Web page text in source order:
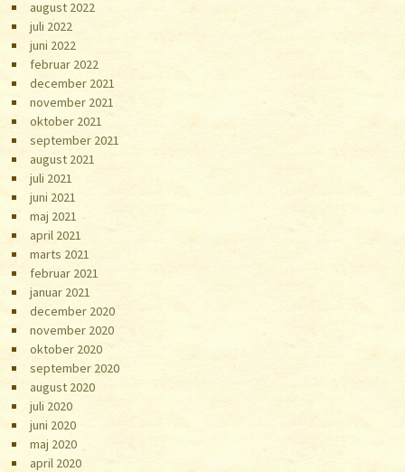
august 2022
juli 2022
juni 2022
februar 2022
december 2021
november 2021
oktober 2021
september 2021
august 2021
juli 2021
juni 2021
maj 2021
april 2021
marts 2021
februar 2021
januar 2021
december 2020
november 2020
oktober 2020
september 2020
august 2020
juli 2020
juni 2020
maj 2020
april 2020